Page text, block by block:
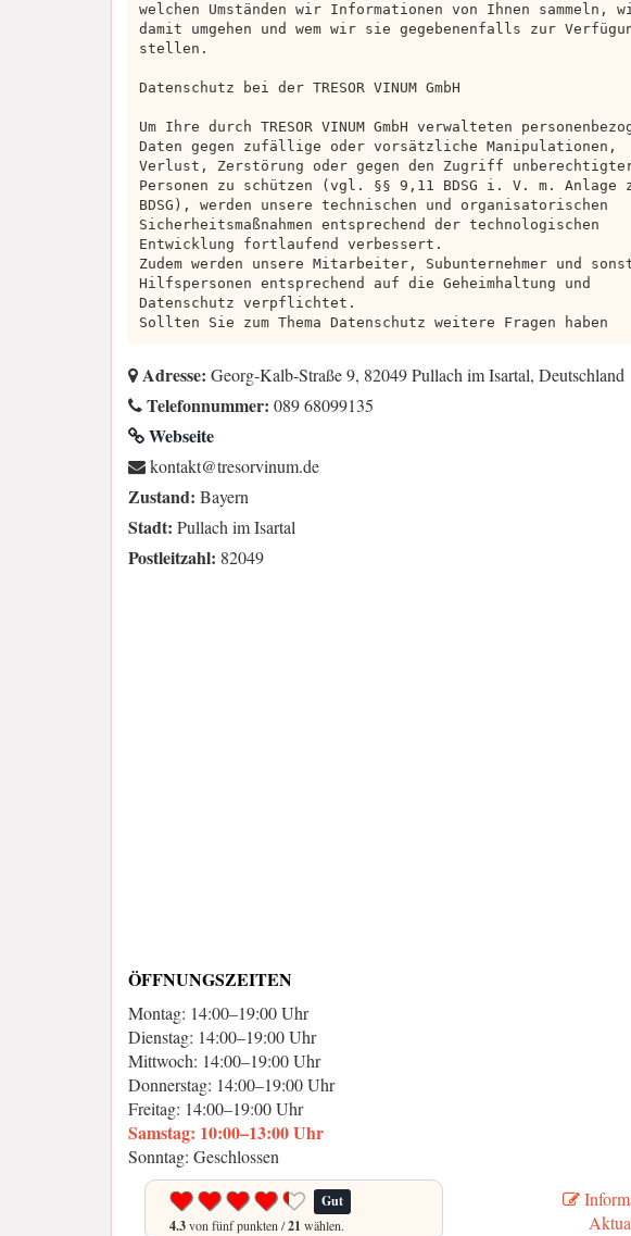
welchen Umständen wir Informationen von Ihnen sammeln,
damit umgehen und wem wir sie gegebenenfalls zur
stellen.
Datenschutz bei der TRESOR VINUM GmbH
Um Ihre durch TRESOR VINUM GmbH verwalteten
Daten gegen zufällige oder vorsätzliche Manipulationen,
Verlust, Zerstörung oder gegen den Zugriff
Personen zu schützen (vgl. §§ 9,11 BDSG i. V. m. Anlage
BDSG), werden unsere technischen und organisatorischen
Sicherheitsmaßnahmen entsprechend der technologischen
Entwicklung fortlaufend verbessert.
Zudem werden unsere Mitarbeiter, Subunternehmer und
Hilfspersonen entsprechend auf die Geheimhaltung und
Datenschutz verpflichtet.
Sollten Sie zum Thema Datenschutz weitere Fragen haben
Adresse: Georg-Kalb-Straße 9, 82049 Pullach im Isartal, Deutschland
Telefonnummer: 089 68099135
Webseite
ed.munivrosert@tkatnok
Zustand: Bayern
Stadt: Pullach im Isartal
Postleitzahl: 82049
ÖFFNUNGSZEITEN
Montag: 14:00–19:00 Uhr
Dienstag: 14:00–19:00 Uhr
Mittwoch: 14:00–19:00 Uhr
Donnerstag: 14:00–19:00 Uhr
Freitag: 14:00–19:00 Uhr
Samstag: 10:00–13:00 Uhr
Sonntag: Geschlossen
Gut
4.3von fünf punkten /21 wählen.